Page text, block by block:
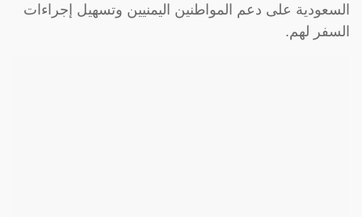
السعودية على دعم المواطنين اليمنيين وتسهيل إجراءات
السفر لهم.